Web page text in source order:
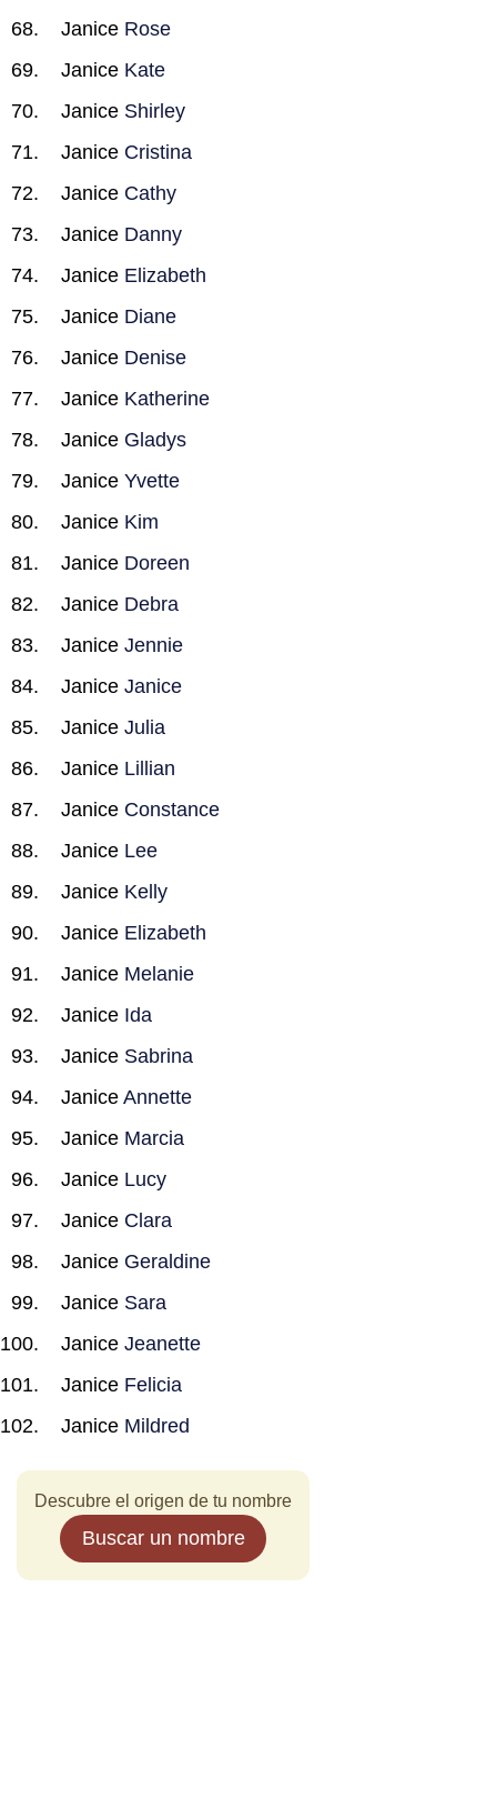
Janice Rose
Janice Kate
Janice Shirley
Janice Cristina
Janice Cathy
Janice Danny
Janice Elizabeth
Janice Diane
Janice Denise
Janice Katherine
Janice Gladys
Janice Yvette
Janice Kim
Janice Doreen
Janice Debra
Janice Jennie
Janice Janice
Janice Julia
Janice Lillian
Janice Constance
Janice Lee
Janice Kelly
Janice Elizabeth
Janice Melanie
Janice Ida
Janice Sabrina
Janice Annette
Janice Marcia
Janice Lucy
Janice Clara
Janice Geraldine
Janice Sara
Janice Jeanette
Janice Felicia
Janice Mildred
Descubre el origen de tu nombre
Buscar un nombre